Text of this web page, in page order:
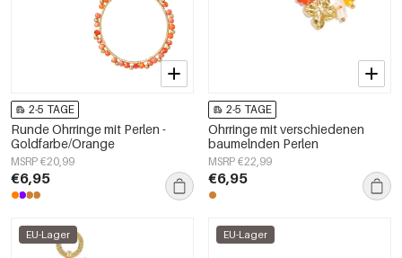
2-5 TAGE
Runde Ohrringe mit Perlen -
Goldfarbe/Orange
MSRP €20,99
€6,95
2-5 TAGE
Ohrringe mit verschiedenen
baumelnden Perlen
MSRP €22,99
€6,95
EU-Lager EU-Lager